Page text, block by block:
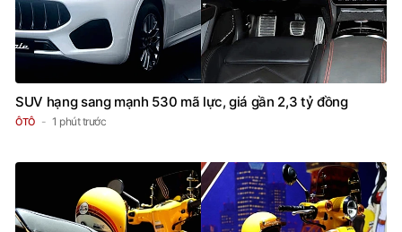
SUV hạng sang mạnh 530 mã lực, giá gần 2,3 tỷ đồng
ÔTÔ 1 phút trước